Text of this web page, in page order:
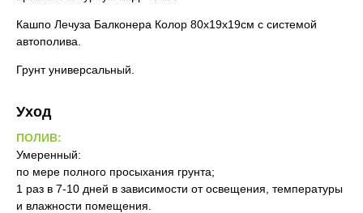
Кашпо Лечуза Балконера Колор 80х19х19см с системой
автополива.
Грунт универсальный.
Уход
ПОЛИВ:
Умеренный:
по мере полного просыхания грунта;
1 раз в 7-10 дней в зависимости от освещения, температуры
и влажности помещения.